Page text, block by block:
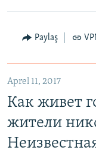
Paylaş
Aprel 11, 2017
Как живет
жители